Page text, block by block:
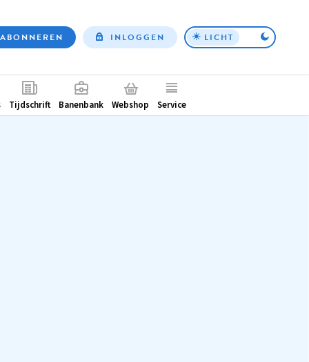
Top
ABONNEREN INLOGGEN LICHT
Tijdschrift Banenbank Webshop Service